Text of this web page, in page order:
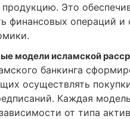
Это
финансовых операций
модели исламской
банкинга
осуществлять
Каждая
от типа